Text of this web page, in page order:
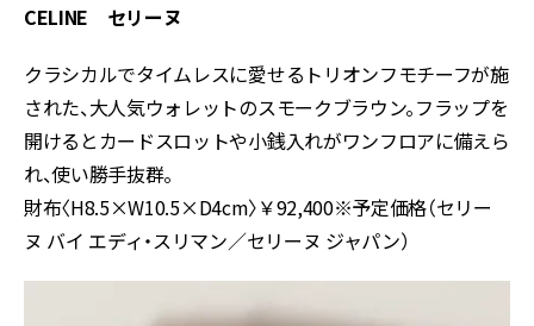
CELINE セリーヌ
クラシカルでタイムレスに愛せるトリオンフモチーフが施
された、大人気ウォレットのスモークブラウン。フラップを
開けるとカードスロットや小銭入れがワンフロアに備えら
れ、使い勝手抜群。
財布〈H8.5×W10.5×D4cm〉￥92,400※予定価格（セリー
ヌ バイ エディ・スリマン／セリーヌ ジャパン）